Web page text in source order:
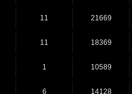
11 21669
11 18369
1 10589
6 14128